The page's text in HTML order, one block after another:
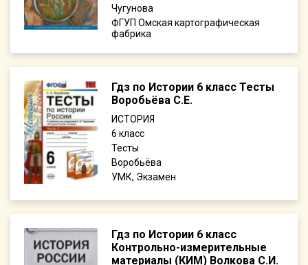
Чугунова
ФГУП Омская картографическая
фабрика
Гдз по Истории 6 класс Тесты
Воробьёва С.Е.
ИСТОРИЯ
6
Тесты
Воробьёва
УМК, Экзамен
Гдз по Истории 6 класс
Контрольно-измерительные
материалы (КИМ) Волкова С.И.